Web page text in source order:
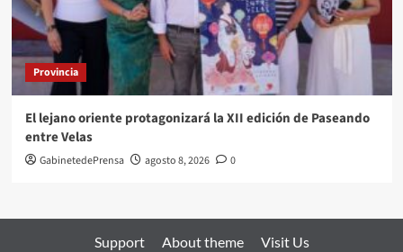
Provincia
El lejano oriente protagonizará la XII edición de Paseando
entre Velas
GabinetedePrensa agosto 8, 2026 0
Support About theme Visit Us